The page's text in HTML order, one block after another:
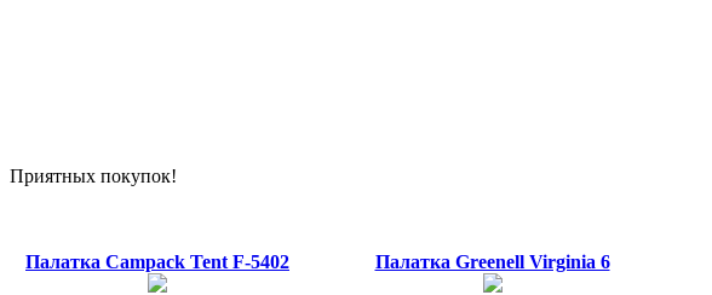
Приятных покупок!
Палатка Campack Tent F-5402 Палатка Greenell Virginia 6